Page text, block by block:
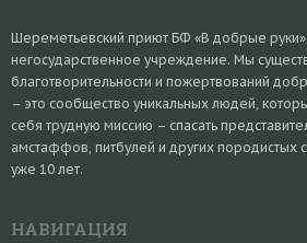
Шереметьевский приют БФ «В добрые
негосударственное учреждение. Мы
благотворительности и пожертвований
– это сообщество уникальных людей,
себя трудную миссию – спасать
амстаффов, питбулей и других породистых
уже 10 лет.
НАВИГАЦИЯ